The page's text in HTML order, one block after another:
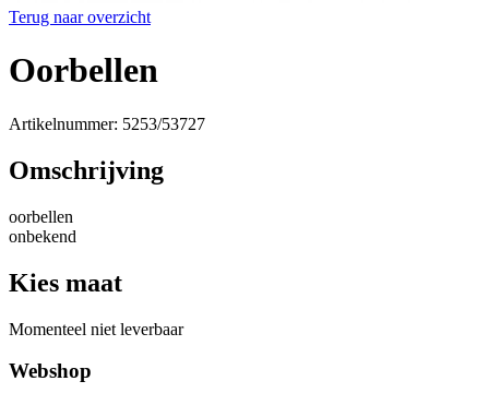
Terug naar overzicht
Oorbellen
Artikelnummer: 5253/53727
Omschrijving
oorbellen
onbekend
Kies maat
Momenteel niet leverbaar
Webshop